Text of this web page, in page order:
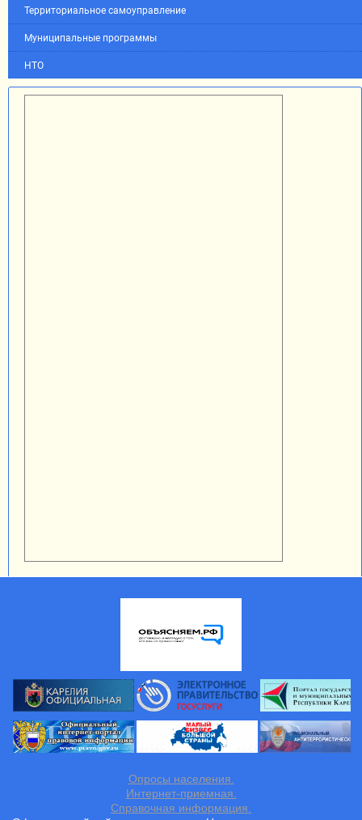
Территориальное самоуправление
Муниципальные программы
НТО
Опросы населения.
Интернет-приемная.
Справочная информация.